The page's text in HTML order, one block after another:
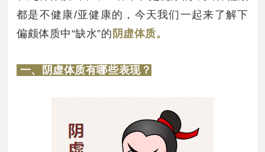
都是不健康/亚健康的，今天我们一起来了解下
偏颇体质中“缺水”的 阴虚体质。
一、阴虚体质有哪些表现？